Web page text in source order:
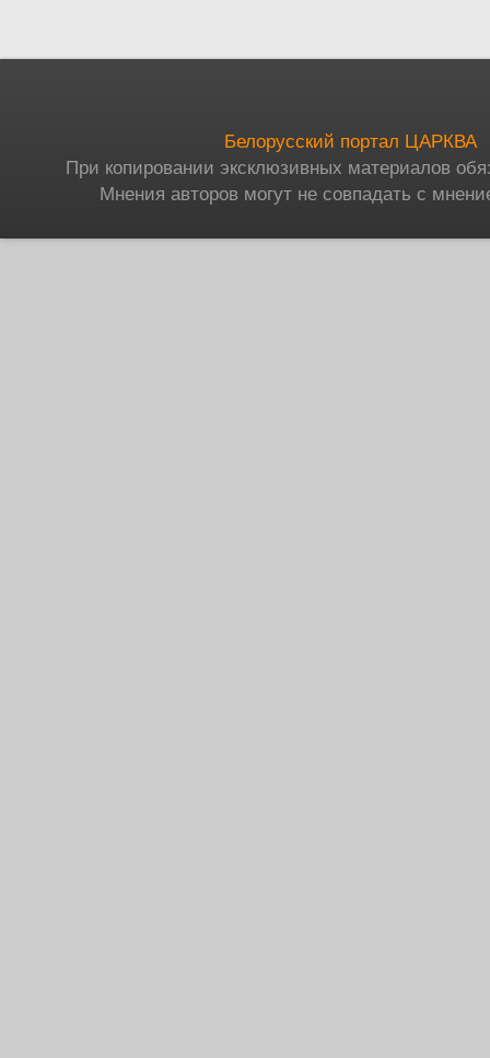
Белорусский портал ЦАРКВА
При копировании эксклюзивных материалов
Мнения авторов могут не совпадать с